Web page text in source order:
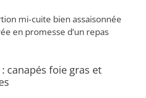
mi‑cuite bien assaisonnée
en promesse d’un repas
canapés foie gras et